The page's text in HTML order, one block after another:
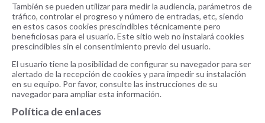
También se pueden utilizar para medir la audiencia, parámetros de
tráfico, controlar el progreso y número de entradas, etc, siendo
en estos casos cookies prescindibles técnicamente pero
beneficiosas para el usuario. Este sitio web no instalará cookies
prescindibles sin el consentimiento previo del usuario.
El usuario tiene la posibilidad de configurar su navegador para ser
alertado de la recepción de cookies y para impedir su instalación
en su equipo. Por favor, consulte las instrucciones de su
navegador para ampliar esta información.
Política de enlaces